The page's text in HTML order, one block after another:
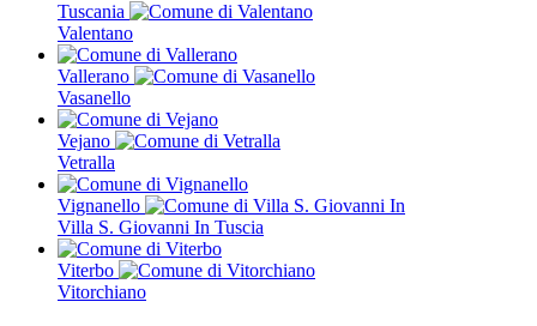
Tuscania
Valentano
Vallerano
Vasanello
Vejano
Vetralla
Vignanello
Villa S. Giovanni In Tuscia
Viterbo
Vitorchiano